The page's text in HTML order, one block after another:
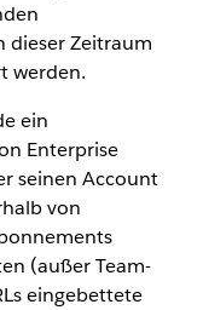
dieser Zeitraum
werden.
ein
Enterprise
seinen Account
von
(außer Team-
eingebettete